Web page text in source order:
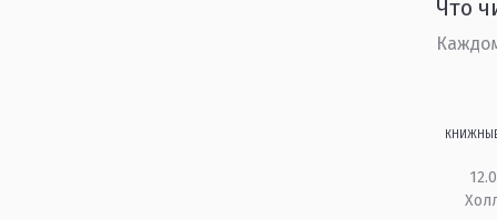
Что